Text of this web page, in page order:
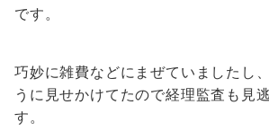
です。
巧妙に雑費などにまぜていましたし
うに見せかけてたので経理監査も見
す。